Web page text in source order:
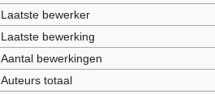
Laatste bewerker
Laatste bewerking
Aantal bewerkingen
Auteurs totaal